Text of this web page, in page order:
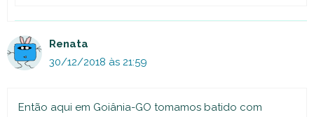
Renata
30/12/2018 às 21:59
Então aqui em Goiânia-GO tomamos batido com